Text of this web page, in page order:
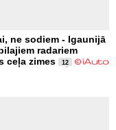
ne sodiem - Igaunijā
radariem
ceļa zimes
12